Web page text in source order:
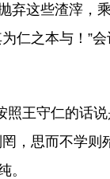
弃这些渣滓，
仁之本与！”
照王守仁的话
，思而不学则
。